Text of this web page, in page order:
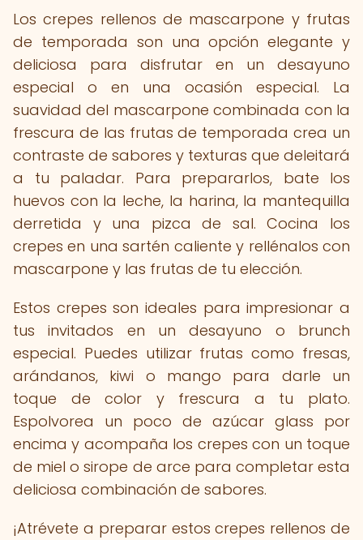
Los crepes rellenos de mascarpone y frutas
de temporada son una opción elegante y
deliciosa para disfrutar en un desayuno
especial o en una ocasión especial. La
suavidad del mascarpone combinada con la
frescura de las frutas de temporada crea un
contraste de sabores y texturas que deleitará
a tu paladar. Para prepararlos, bate los
huevos con la leche, la harina, la mantequilla
derretida y una pizca de sal. Cocina los
crepes en una sartén caliente y rellénalos con
mascarpone y las frutas de tu elección.
Estos crepes son ideales para impresionar a
tus invitados en un desayuno o brunch
especial. Puedes utilizar frutas como fresas,
arándanos, kiwi o mango para darle un
toque de color y frescura a tu plato.
Espolvorea un poco de azúcar glass por
encima y acompaña los crepes con un toque
de miel o sirope de arce para completar esta
deliciosa combinación de sabores.
¡Atrévete a preparar estos crepes rellenos de